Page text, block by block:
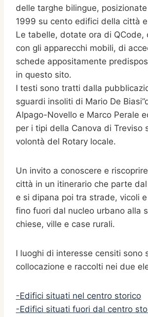
delle targhe bilingue,
1999 su cento edifici della città
Le tabelle, dotate ora di QCode,
con gli apparecchi mobili, di
schede appositamente
in questo sito.
I testi sono tratti dalla
sguardi insoliti di Mario De
Alpago-Novello e Marco Perale
per i tipi della Canova di Treviso
volontà del Rotary locale.
Un invito a conoscere e
città in un itinerario che parte
e si dipana poi tra strade, vicoli
fino fuori dal nucleo urbano alla
chiese, ville e case rurali.
I luoghi di interesse censiti sono
collocazione e raccolti nei due
-Edifici situati nel centro storico
-Edifici situati fuori dal centro